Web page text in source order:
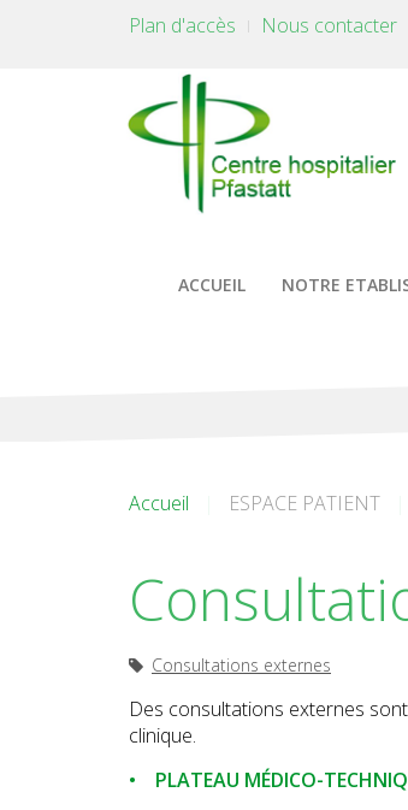
Plan d'accès Nous contacter
ACCUEIL NOTRE
Accueil ESPACE PATIENT
Consultations externes
Des consultations externes
clinique.
• PLATEAU MÉDICO-